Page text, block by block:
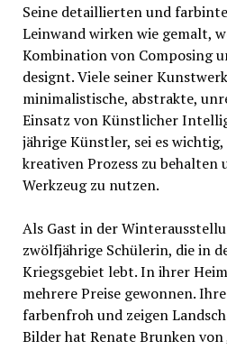
Seine detaillierten und
Leinwand wirken wie gemalt,
Kombination von Composing
designt. Viele seiner
minimalistische, abstrakte,
Einsatz von Künstlicher
jährige Künstler, sei es
kreativen Prozess zu behalten
Werkzeug zu nutzen.
Als Gast in der
zwölfjährige Schülerin, die in
Kriegsgebiet lebt. In ihrer
mehrere Preise gewonnen.
farbenfroh und zeigen
Bilder hat Renate Brunken von